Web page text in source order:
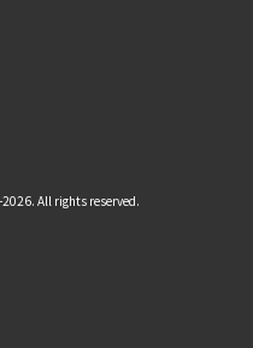
All rights reserved.